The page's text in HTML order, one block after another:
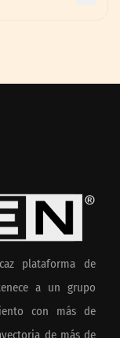
plataforma de
a un grupo
con más de
de más de